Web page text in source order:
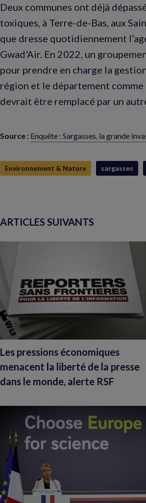
Deux communes ont déjà
toxiques, à Terre-de-Bas, aux
que dresse quotidiennement
Gwad'Air. En 2022, un
pour prendre en charge la
région et le département comme
devrait être remplacé par un
Source : Enquête : Sargasses, la grande
(nouvelle
Environnement & Nature sargasses
ARTICLES SUIVANTS
Les pressions économiques
menacent la liberté de la presse
dans le monde, alerte RSF